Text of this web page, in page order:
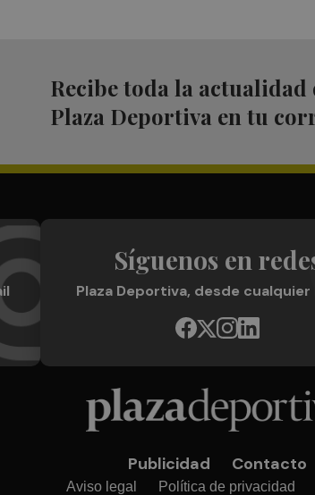
Recibe toda la actualidad
Plaza Deportiva en tu
Síguenos en
Plaza Deportiva, desde
Publicidad Contacto
Aviso legal Política de privacidad